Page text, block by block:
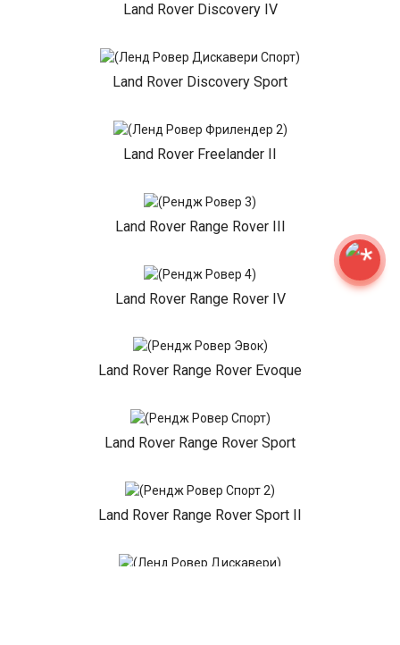
Land Rover Discovery IV
Land Rover Discovery Sport
Land Rover Freelander II
Land Rover Range Rover III
Land Rover Range Rover IV
Land Rover Range Rover Evoque
Land Rover Range Rover Sport
Land Rover Range Rover Sport II